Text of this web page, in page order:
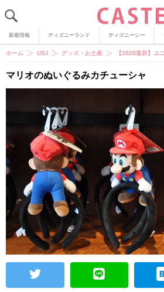
新着情報 ディズニーランド ディズニーシー
ホーム USJ グッズ・お土産 【2026最新】ユ
マリオのぬいぐるみカチューシャ